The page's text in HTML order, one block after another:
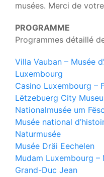
musées. Merci de
PROGRAMME
Programmes détaillé
Villa Vauban – Musée
Luxembourg
Casino Luxembourg –
Lëtzebuerg City
Nationalmusée um
Musée national
Naturmusée
Musée Dräi Eechelen
Mudam Luxembourg –
Grand-Duc Jean